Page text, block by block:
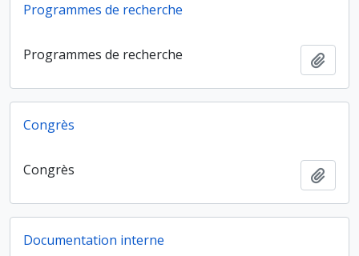
Programmes de recherche
Programmes de recherche
Congrès
Congrès
Documentation interne